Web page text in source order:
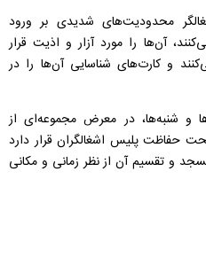
محدودیت‌های شدیدی بر ورود
آن‌ها را مورد آزار و اذیت قرار
و کارت‌های شناسایی آن‌ها را در
و شنبه‌ها، در معرض مجموعه‌ای از
حفاظت پلیس اشغالگران قرار دارد
و تقسیم آن از نظر زمانی و مکانی